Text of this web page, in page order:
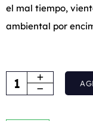
el mal tiempo,
ambiental por